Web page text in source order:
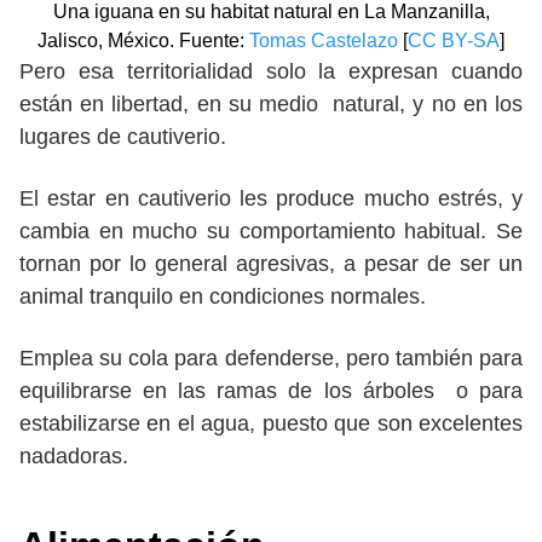
Una iguana en su habitat natural en La Manzanilla,
Jalisco, México. Fuente: Tomas Castelazo [CC BY-SA]
Pero esa territorialidad solo la expresan cuando
están en libertad, en su medio natural, y no en los
lugares de cautiverio.
El estar en cautiverio les produce mucho estrés, y
cambia en mucho su comportamiento habitual. Se
tornan por lo general agresivas, a pesar de ser un
animal tranquilo en condiciones normales.
Emplea su cola para defenderse, pero también para
equilibrarse en las ramas de los árboles o para
estabilizarse en el agua, puesto que son excelentes
nadadoras.